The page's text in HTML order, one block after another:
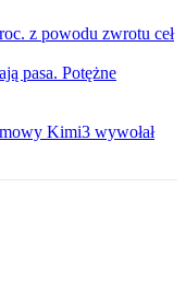
z powodu zwrotu ceł
pasa. Potężne
Kimi3 wywołał